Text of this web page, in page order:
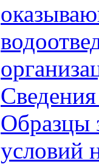
Образцы
условий